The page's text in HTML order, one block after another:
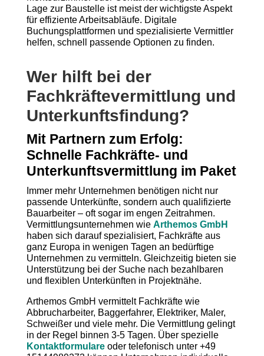
Lage zur Baustelle ist meist der wichtigste Aspekt
für effiziente Arbeitsabläufe. Digitale
Buchungsplattformen und spezialisierte Vermittler
helfen, schnell passende Optionen zu finden.
Wer hilft bei der
Fachkräftevermittlung und
Unterkunftsfindung?
Mit Partnern zum Erfolg:
Schnelle Fachkräfte- und
Unterkunftsvermittlung im Paket
Immer mehr Unternehmen benötigen nicht nur
passende Unterkünfte, sondern auch qualifizierte
Bauarbeiter – oft sogar im engen Zeitrahmen.
Vermittlungsunternehmen wie Arthemos GmbH
haben sich darauf spezialisiert, Fachkräfte aus
ganz Europa in wenigen Tagen an bedürftige
Unternehmen zu vermitteln. Gleichzeitig bieten sie
Unterstützung bei der Suche nach bezahlbaren
und flexiblen Unterkünften in Projektnähe.
Arthemos GmbH vermittelt Fachkräfte wie
Abbrucharbeiter, Baggerfahrer, Elektriker, Maler,
Schweißer und viele mehr. Die Vermittlung gelingt
in der Regel binnen 3-5 Tagen. Über spezielle
Kontaktformulareoder telefonisch unter +49